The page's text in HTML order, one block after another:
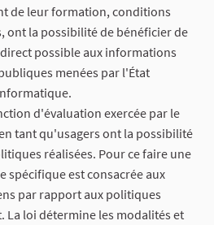
de leur formation, conditions
ont la possibilité de bénéficier de
possible aux informations
menées par l'État
d'évaluation exercée par le
tant qu'usagers ont la possibilité
réalisées. Pour ce faire une
est consacrée aux
par rapport aux politiques
La loi détermine les modalités et